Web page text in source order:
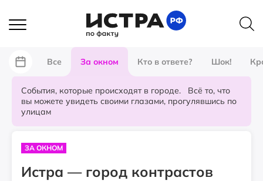
Все За окном Кто в ответе? Шок!
События, которые происходят в городе. Всё то, что
вы можете увидеть своими глазами, прогулявшись по
улицам
ЗА ОКНОМ
Истра — город контрастов